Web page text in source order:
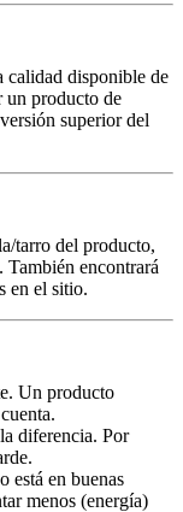
calidad disponible de
un producto de
superior del
tarro del producto,
También encontrará
en el sitio.
Un producto
diferencia. Por
está en buenas
menos (energía)